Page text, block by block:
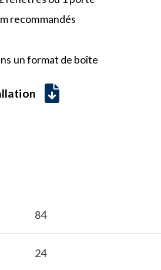
recommandés
un format de boîte
84
24